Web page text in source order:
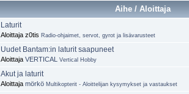
Aihe / Aloittaja
Laturit
Aloittaja z0tis Radio-ohjaimet, servot, gyrot ja lisävarusteet
Uudet Bantam:in laturit saapuneet
Aloittaja VERTICAL Vertical Hobby
Akut ja laturit
Aloittaja mörkö Multikopterit - Aloittelijan kysymykset ja vastaukset